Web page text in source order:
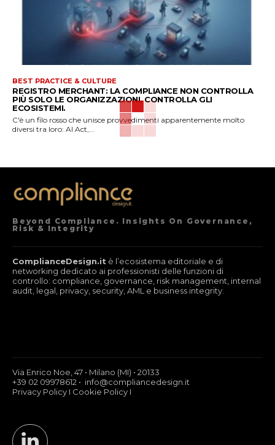
BEST PRACTICE & CULTURE
REGISTRO MERCHANT: LA COMPLIANCE NON CONTROLLA
PIÙ SOLO LE ORGANIZZAZIONI. CONTROLLA GLI
ECOSISTEMI.
C'è un filo rosso che unisce provvedimenti apparentemente molto
diversi tra loro: AI Act,...
Beyond Compliance. Insights On Governance,
Risk & Integrity
ComplianceDesign.it è l’ecosistema editoriale e di
networking dedicato ai professionisti delle funzioni di
controllo: compliance, governance, risk management, internal
audit, legal, privacy, security, AML e business integrity.
Via Enrico Noe, 47 • Milano (MI) • 20133
+39 02 09978612 • info@compliancedesign.it
Privacy Policy I Cookie Policy I